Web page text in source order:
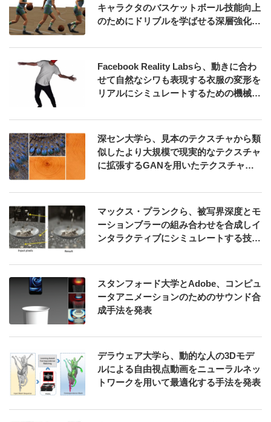
キャラクタのバスケットボール技能向上
のためにドリブルを学ばせる深層強化学
Facebook Reality Labsら、動きに合わ
せて自然なシワも表現する衣服の変形を
リアルにシミュレートするための機械学
深セン大学ら、見本のテクスチャから類
似したより大規模で現実的なテクスチャ
に拡張するGANを用いたテクスチャ合
マックス・プランクら、被写界深度とモ
ーションブラーの組み合わせを合成しイ
ンタラクティブにシミュレートする技術
スタンフォード大学とAdobe、コンピュ
ータアニメーションのためのサウンド合
成手法を発表
デラウェア大学ら、動的な人の3Dモデ
ルによる自由視点動画をニューラルネッ
トワークを用いて最適化する手法を発表